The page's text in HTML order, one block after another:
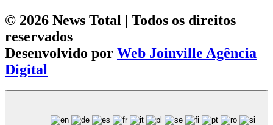
© 2026 News Total | Todos os direitos
reservados
Desenvolvido por Web Joinville Agência
Digital